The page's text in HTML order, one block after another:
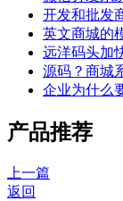
开发和批发
英文商城的
远洋码头加
源码？商城
企业为什么
产品推荐
上一篇
返回